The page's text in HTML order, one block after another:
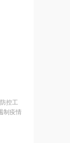
控工
制疫情